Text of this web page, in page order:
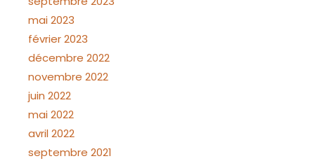
mai 2023
février 2023
décembre 2022
novembre 2022
juin 2022
mai 2022
avril 2022
septembre 2021